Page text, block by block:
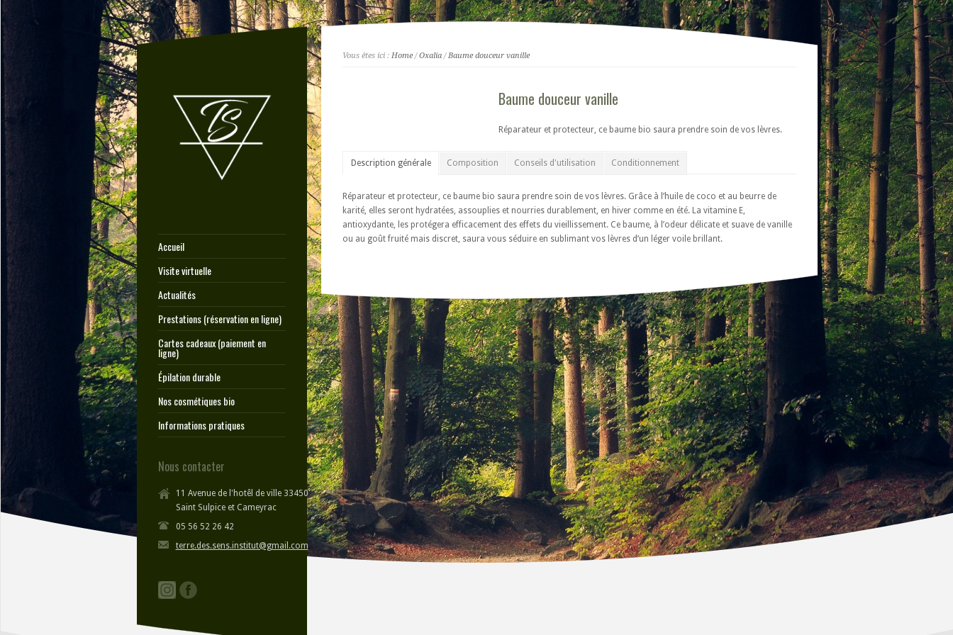
Vous êtes ici : Home/Oxalia/Baume douceur vanille
Baume douceur vanille
Réparateur et protecteur, ce baume bio saura prendre soin de vos lèvres.
Description générale Composition Conseils d'utilisation Conditionnement
Réparateur et protecteur, ce baume bio saura prendre soin de vos lèvres. Grâce à l’huile de coco et au beurre de
karité, elles seront hydratées, assouplies et nourries durablement, en hiver comme en été. La vitamine E,
antioxydante, les protégera efficacement des effets du vieillissement. Ce baume, à l’odeur délicate et suave de vanille
ou au goût fruité mais discret, saura vous séduire en sublimant vos lèvres d’un léger voile brillant.
Accueil
Visite virtuelle
Actualités
Prestations (réservation en ligne)
Cartes cadeaux (paiement en
ligne)
Épilation durable
Nos cosmétiques bio
Informations pratiques
Nous contacter
11 Avenue de l'hotêl de ville 33450
Saint Sulpice et Cameyrac
05 56 52 26 42
terre.des.sens.institut@gmail.com